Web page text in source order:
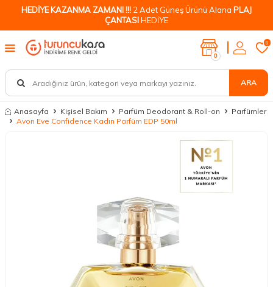
HEDİYE KAZANMA ZAMANI !!! 2 Adet Güneş Ürünü Alana PLAJ
ÇANTASIHEDİYE
ARA
0
0
Anasayfa Kişisel Bakım Parfüm Deodorant & Roll-on
Parfümler
Avon Eve Confidence Kadın Parfüm EDP 50ml